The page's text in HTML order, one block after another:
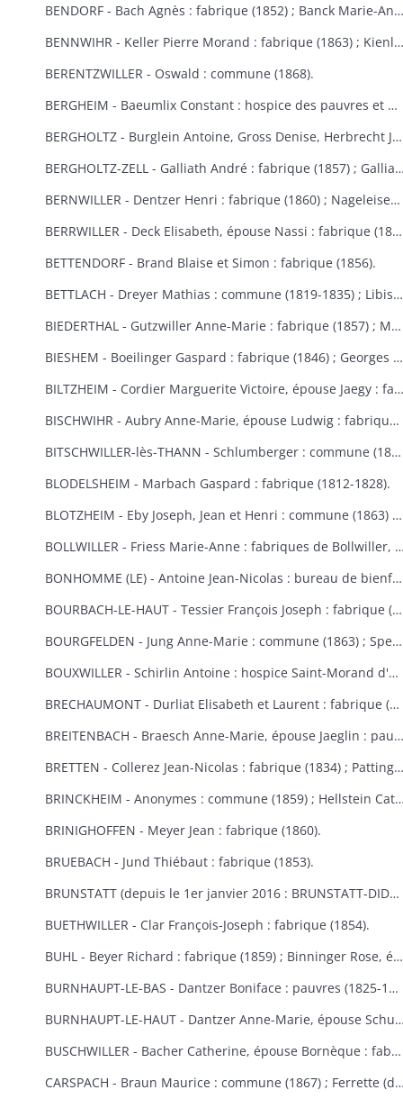
BENDORF - Bach Agnès : fabrique (1852) ; Banck Marie-Anne : commune (1860).
BENNWIHR - Keller Pierre Morand : fabrique (1863) ; Kienlen François Joseph : fabrique (1864) ; Simon Jean André : fabrique (1864).
BERENTZWILLER - Oswald : commune (1868).
BERGHEIM - Baeumlix Constant : hospice des pauvres et bureau de bienfaisance (1868) ; Blumberger Catherine, épouse Spiehlmann : hospice (1854) ; Bisch Catherine, Burruth Ursule : fabrique (1826) ; Dreyfus Salomon : pauvres israélites (1867) ; Einholtz Clément et Antoine : hospice (1833) ; Fleury Marie-Anne, épouse Schmitt : fabrique (1847) ; Frantz Louis : fabrique (1830) ; Fuchs Marie-Louise : fabrique (1809-1813) ; Gerber Georges : bureau de bienfaisance et fabrique (1869-1870) ; Graber Hélène : fabrique et bureau de bienfaisance (1831) ; Graber Jacobé, épouse Maderer : fabrique (1830) ; Herb Joseph : fabrique et hospice (1813-1826) ; Kauffeisen : pauvres (1828) ; Leiehel Martin : bureau de bienfaisance (1869) ; Rumpler Clément : hospice (1841) ; Schmitt Joseph : hospice (1852) ; Schuler Catherine : fabrique (1868) ; Spihlmann Barbe : fabrique (1859) ; Thomas Madeleine : fabrique et pauvres (1841) ; Troestler Joseph : fabrique (1865) ; Umbdenstock Maximin : fabrique (1850) ; Untz Madeleine : fabrique (1869) ; Windoltz Thérèse : fabrique (1847) : Zimmermann Anne-Marie : hospice (1833).
BERGHOLTZ - Burglein Antoine, Gross Denise, Herbrecht Joseph, Peter Joseph, Tresch Maurice, Zissler Xavier : commune (1844) ; Kuntz Charles : fabrique (1867) ; Ruck Michel, Schill Marie-Anne : fabrique (1866).
BERGHOLTZ-ZELL - Galliath André : fabrique (1857) ; Galliath Joseph : fabrique (1830) ; Koch Joseph : fabrique (1832) ; Meyer Madeleine : fabrique (1868) ; Reck Nicolas : commune (1861) ; Riegert Françoise, épouse Striess : fabrique (1856) ; Steyer Joseph : fabrique (1859) ; Strich Sébastien : fabrique (1839).
BERNWILLER - Dentzer Henri : fabrique (1860) ; Nageleisen Michel : fabrique (1857).
BERRWILLER - Deck Elisabeth, épouse Nassi : fabrique (1838) ; Freyburger Brigitte, épouse Neff : fabrique (1836) ; Koehl Brigitte, épouse Wintenberger : fabrique (1841) ; Nass Marie-Anne, épouse Muller : fabrique (1825) ; Schmitt Jean : fabrique (1838) ; Stocker Thibaud : fabrique (1855) ; Weinmann Thiébaut : fabriques de Berrwiller et Riedisheim (1850) ; Woehl Blaise : fabrique (1825) ; Wolffelsberger Anne-Marie et Anastase : fabrique (1840-1842) .
BETTENDORF - Brand Blaise et Simon : fabrique (1856).
BETTLACH - Dreyer Mathias : commune (1819-1835) ; Libis Anne-Marie : fabrique (1854) ; Springenfeld Jacques : commune (1819).
BIEDERTHAL - Gutzwiller Anne-Marie : fabrique (1857) ; Martin Jacques : fabrique et école (1848).
BIESHEM - Boeilinger Gaspard : fabrique (1846) ; Georges Agathe : fabrique (1852) ; Kuettler Marie-Anne, épouse Studer : fabrique (1828) ; Meglin Isidore : fabrique (1847) ; Schmitt Marie-Anne, épouse Gamp : fabrique (1841).
BILTZHEIM - Cordier Marguerite Victoire, épouse Jaegy : fabrique (1851).
BISCHWIHR - Aubry Anne-Marie, épouse Ludwig : fabrique (1854-1858) ; Broly Joseph : fabrique (1848) ; Frich Marie-Madeleine : fabrique (1852) ; Jourdain Marie-Claire, épouse Helmlinger : fabrique (1857-1860) ; Steib Mathias : commune (1852).
BITSCHWILLER-lès-THANN - Schlumberger : commune (1867).
BLODELSHEIM - Marbach Gaspard : fabrique (1812-1828).
BLOTZHEIM - Eby Joseph, Jean et Henri : commune (1863) ; Hertzog Jean Antoine : bureau de bienfaisance (1851) ; Moser Ursule : fabrique (1851) ; Rein Madeleine et Rein ?, épouse Berra : bureau de bienfaisance (1862-1867) ; Schermesser Guillaume : pauvres (1853) ; Thannberger Jean : commune (1861) ; Verger (de) Jean-Baptiste et de Noël Annette, épouse de Verger : pauvres (1853).
BOLLWILLER - Friess Marie-Anne : fabriques de Bollwiller, de Feldkirch et de Soultzmatt (1864).
BONHOMME (LE) - Antoine Jean-Nicolas : bureau de bienfaisance (1862-1865) ; Cowreau Jean-Baptiste : fabrique (1846-1857) ; Herque Marie, épouse Jeanclaude : commune (1855) ; Humbert Jean-Baptiste : fabrique (1859) ; Simon Jean-Baptiste (1846) ; Vautrinot Marie-Marguerite, épouse Sitte : pauvres (1853).
BOURBACH-LE-HAUT - Tessier François Joseph : fabrique (1853).
BOURGFELDEN - Jung Anne-Marie : commune (1863) ; Spenlihauer Christophe : commune (1869).
BOUXWILLER - Schirlin Antoine : hospice Saint-Morand d'Altkirch (1867) ; Stehlin François Joseph : fabriques de Bouxwiller et de Raedersdorf (1854).
BRECHAUMONT - Durliat Elisabeth et Laurent : fabrique (1851-1856) ; Gerber Catherine : fabrique (1860).
BREITENBACH - Braesch Anne-Marie, épouse Jaeglin : pauvres (1856) ; Wodey Martin : commune (1869).
BRETTEN - Collerez Jean-Nicolas : fabrique (1834) ; Pattingre : fabrique et pauvres (1828) ; Suisse Rémy : fabrique (1848).
BRINCKHEIM - Anonymes : commune (1859) ; Hellstein Catherine, épouse Spery, Spery Joseph : fabrique (1823) ; Stoecklin Joseph : fabrique (1828) ; Wespisser Bernard, Baumann Marie-Anne : fabrique (1820-1847).
BRINIGHOFFEN - Meyer Jean : fabrique (1860).
BRUEBACH - Jund Thiébaut : fabrique (1853).
BRUNSTATT (depuis le 1er janvier 2016 : BRUNSTATT-DIDENHEIM) - Moesch François Antoine : fabrique (1818) ; Schultz Antoine : fabrique (1856) ; Voegtlin Georges : fabrique (1862).
BUETHWILLER - Clar François-Joseph : fabrique (1854).
BUHL - Beyer Richard : fabrique (1859) ; Binninger Rose, épouse Jenny : fabrique (1823) ; Cladell Reine, Hoeblen Catherine, Keck Bernard, Marbach Joseph : fabrique (1850) ; Gilg Madeleine, épouse Beck : fabrique (1829) ; Gutschenreiter Dominique : fabrique (1853) ; Hiltenbrand Dominique : fabrique (1852) ; Kungler Dominique : fabrique (1851) ; Macbacher Joseph, Neyer Dominique, Niess Jean, Tenzinger Madeleine : fabrique (1850) ; Zeny Jean : fabrique (1848).
BURNHAUPT-LE-BAS - Dantzer Boniface : pauvres (1825-1830) ; Dantzer François Joseph : fabrique (1834).
BURNHAUPT-LE-HAUT - Dantzer Anne-Marie, épouse Schuler : fabrique (1825) ; Hirth Georges : fabrique (1853) ; Kroener Thiébaut, Schwebelin Elisabeth : fabrique (1841) ; Mackerer Louis : fabrique (1846) ; Schwebelen Catherine : pauvres (1870).
BUSCHWILLER - Bacher Catherine, épouse Bornèque : fabrique (1867-1869) ; Woog Nathan : communauté israélite (1869).
CARSPACH - Braun Maurice : commune (1867) ; Ferrette (de) Jean-Baptiste : pauvres (1832).